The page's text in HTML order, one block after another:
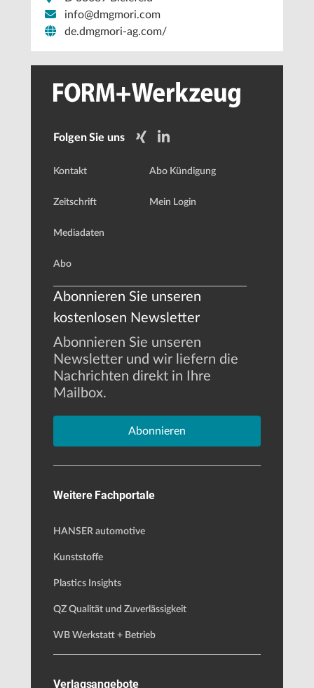
info@dmgmori.com
de.dmgmori-ag.com/
Folgen Sie uns
Kontakt
Zeitschrift
Mediadaten
Abo
Abo Kündigung
Mein Login
Abonnieren Sie unseren
kostenlosen Newsletter
Abonnieren Sie unseren
Newsletter und wir liefern die
Nachrichten direkt in Ihre
Mailbox.
Abonnieren
Weitere Fachportale
HANSER automotive
Kunststoffe
Plastics Insights
QZ Qualität und Zuverlässigkeit
WB Werkstatt + Betrieb
Verlagsangebote